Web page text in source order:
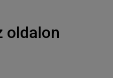
oldalon